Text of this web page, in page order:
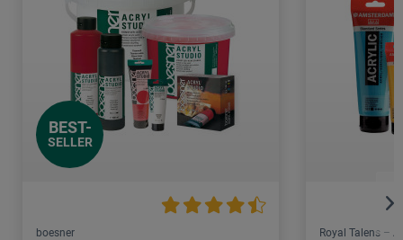
BEST-
SELLER
boesner Royal Talens –